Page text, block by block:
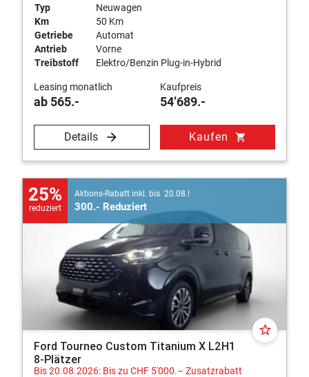
Typ
Neuwagen
Km
50 Km
Getriebe
Automat
Antrieb
Vorne
Treibstoff
Elektro/Benzin Plug-in-Hybrid
Leasing monatlich
ab 565.-
Kaufpreis
54’689.-
Details Kaufen shopping_cart
25%
reduziert
Aktions-Rabatt inkl. bis 20.08.!
300.- Reduziert
star_border
Ford Tourneo Custom Titanium X L2H1
8-Plätzer
Bis 20.08.2026: Bis zu CHF 5'000.– Zusatzrabatt